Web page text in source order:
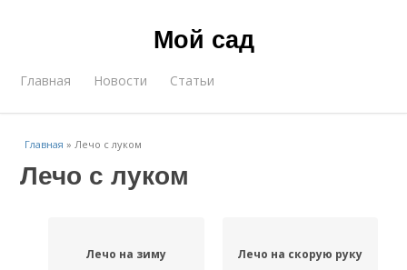
Мой сад
Главная Новости Статьи
Главная »Лечо с луком
Лечо с луком
Лечо на зиму Лечо на скорую руку